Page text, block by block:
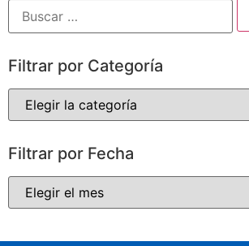
Filtrar por Categoría
Filtrar por Fecha